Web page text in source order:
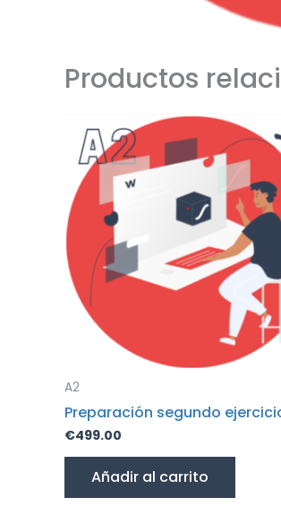
Productos
A2
Preparación segundo
€499.00
Añadir al carrito